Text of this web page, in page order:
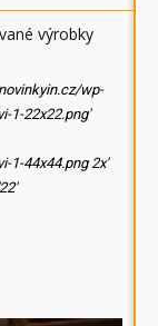
výrobky
wp-
1-22x22.png'
1-44x44.png 2x'